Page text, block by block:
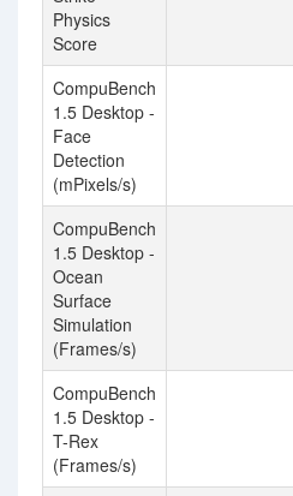
Physics
Score
CompuBench
1.5 Desktop -
Face
Detection
(mPixels/s)
CompuBench
1.5 Desktop -
Ocean
Surface
Simulation
(Frames/s)
CompuBench
1.5 Desktop -
T-Rex
(Frames/s)